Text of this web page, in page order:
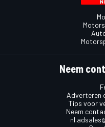
Neem
Adverteren
Tips voor
Neem